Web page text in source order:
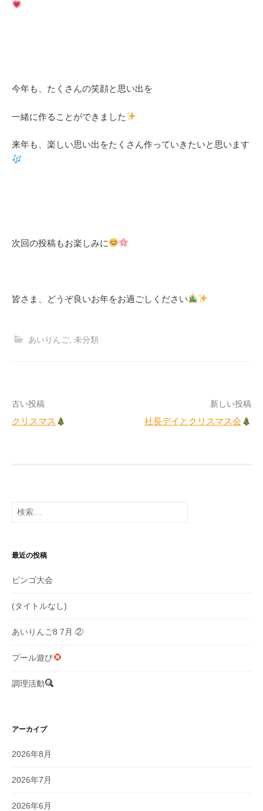
今年も、たくさんの笑顔と思い出を
一緒に作ることができました
来年も、楽しい思い出をたくさん作っていきたいと思います
次回の投稿もお楽しみに
皆さま、どうぞ良いお年をお過ごしください
あいりんご 未分類
投
稿
ー
ョ
ン
古い投稿
クリスマス
新しい投稿
社長デイとクリスマス会
検
索:
最近の投稿
ビンゴ大会
(タイトルなし)
あいりんご8 7月 ②
プール遊び
調理活動
アーカイブ
2026年8月
2026年7月
2026年6月